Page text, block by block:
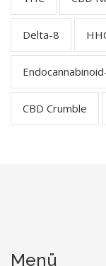
Delta-8
CBD Crumble
Menü